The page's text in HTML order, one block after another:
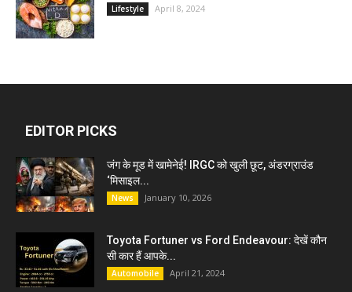
Lifestyle April 8, 2024
EDITOR PICKS
जंग के मूड में खामेनेई! IRGC को खुली छूट, अंडरग्राउंड
‘मिसाइल...
News January 10, 2026
Toyota Fortuner vs Ford Endeavour: देखें कौन
सी कार हैं आपके...
Automobile April 21, 2024